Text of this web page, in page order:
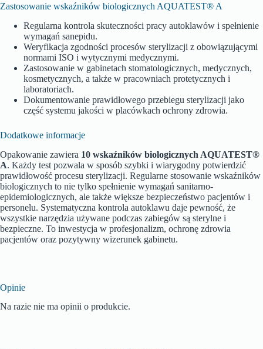
Zastosowanie wskaźników biologicznych AQUATEST® A
Regularna kontrola skuteczności pracy autoklawów i spełnienie
wymagań sanepidu.
Weryfikacja zgodności procesów sterylizacji z obowiązującymi
normami ISO i wytycznymi medycznymi.
Zastosowanie w gabinetach stomatologicznych, medycznych,
kosmetycznych, a także w pracowniach protetycznych i
laboratoriach.
Dokumentowanie prawidłowego przebiegu sterylizacji jako
część systemu jakości w placówkach ochrony zdrowia.
Dodatkowe informacje
Opakowanie zawiera 10 wskaźników biologicznych AQUATEST®
A. Każdy test pozwala w sposób szybki i wiarygodny potwierdzić
prawidłowość procesu sterylizacji. Regularne stosowanie wskaźników
biologicznych to nie tylko spełnienie wymagań sanitarno-
epidemiologicznych, ale także większe bezpieczeństwo pacjentów i
personelu. Systematyczna kontrola autoklawu daje pewność, że
wszystkie narzędzia używane podczas zabiegów są sterylne i
bezpieczne. To inwestycja w profesjonalizm, ochronę zdrowia
pacjentów oraz pozytywny wizerunek gabinetu.
Opinie
Na razie nie ma opinii o produkcie.